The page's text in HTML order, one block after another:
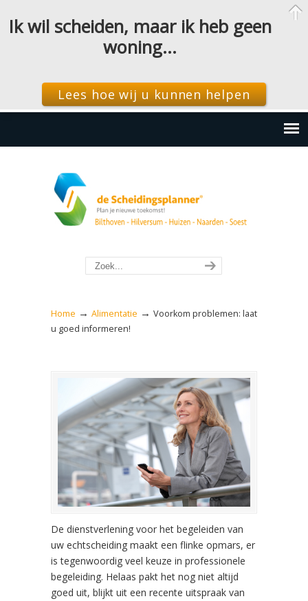
Home → Alimentatie → Voorkom problemen: laat
u goed informeren!
De dienstverlening voor het begeleiden van
uw echtscheiding maakt een flinke opmars, er
is tegenwoordig veel keuze in professionele
begeleiding. Helaas pakt het nog niet altijd
goed uit, blijkt uit een recente uitspraak van
Ik wil scheiden, maar ik heb geen
woning…
Lees hoe wij u kunnen helpen